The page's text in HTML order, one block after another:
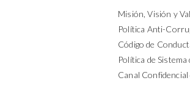
Misión, Visión y
Política Anti-
Código de
Política de
Canal